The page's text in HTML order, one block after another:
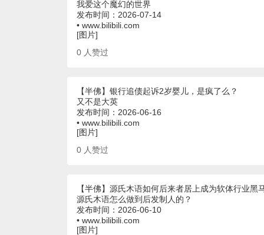
我爱这个魔幻的世界
发布时间：2026-07-14
• www.bilibili.com
[图片]
0 人赞过
【半佛】银行追债起诉2岁婴儿，是疯了么？
又不是大英
发布时间：2026-06-16
• www.bilibili.com
[图片]
0 人赞过
【半佛】源氏木语如何后来者居上成为软体行业黑
源氏木语怎么做到后发制人的？
发布时间：2026-06-10
• www.bilibili.com
[图片]